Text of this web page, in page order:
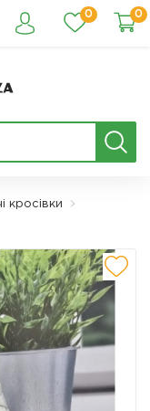
0 0
кросівки